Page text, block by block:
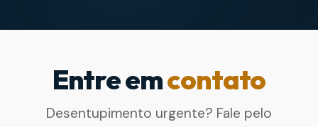
Entre emcontato
Desentupimento urgente? Fale pelo